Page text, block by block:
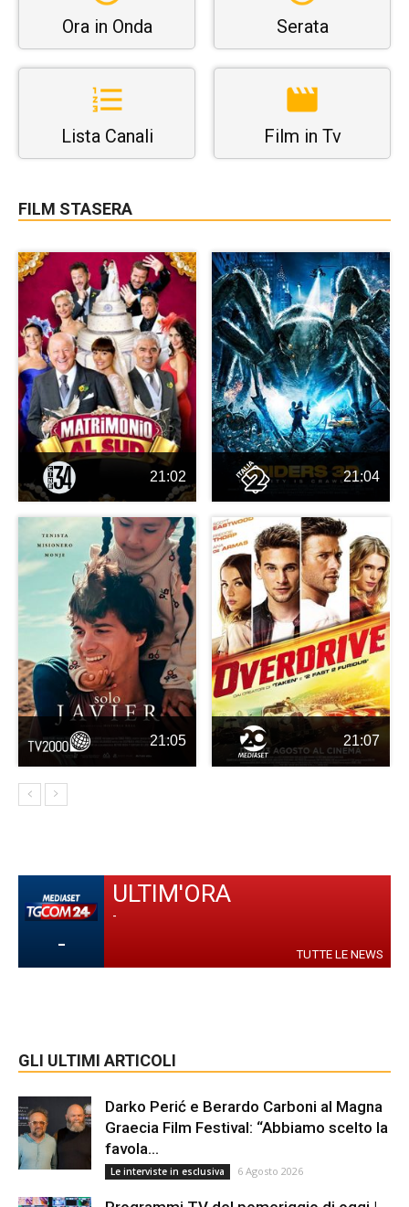
Ora in Onda Serata
Lista Canali Film in Tv
FILM STASERA
21:02 21:04
21:05 21:07
-
ULTIM'ORA
-
TUTTE LE NEWS
GLI ULTIMI ARTICOLI
Darko Perić e Berardo Carboni al Magna
Graecia Film Festival: “Abbiamo scelto la
favola...
Le interviste in esclusiva 6 Agosto 2026